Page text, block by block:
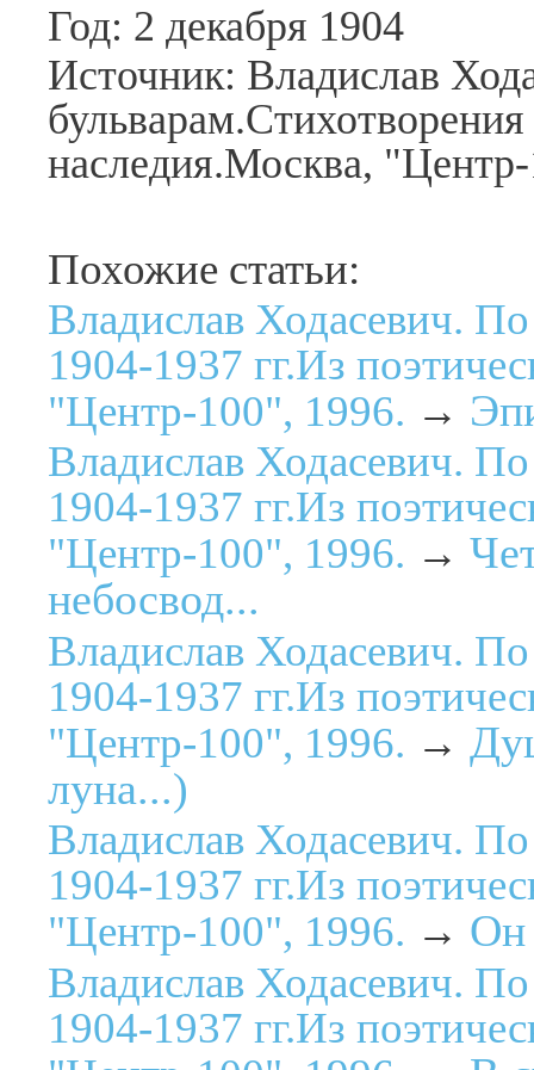
Год: 2 декабря 1904
Источник: Владислав
наследия.Москва,
Похожие статьи:
Владислав Ходасевич.
1904-1937 гг.Из
"Центр-100", 1996. →
Владислав Ходасевич.
1904-1937 гг.Из
"Центр-100", 1996. →
небосвод...
Владислав Ходасевич.
1904-1937 гг.Из
"Центр-100", 1996. →
луна...)
Владислав Ходасевич.
1904-1937 гг.Из
"Центр-100", 1996. → Он
Владислав Ходасевич.
1904-1937 гг.Из